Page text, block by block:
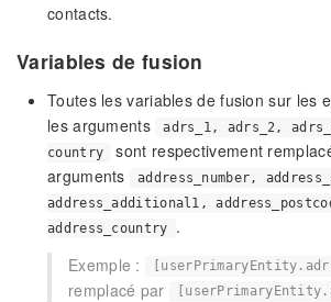
contacts.
Variables de fusion
Toutes les variables de fusion sur les
les arguments
adrs_1, adrs_2,
country
sont respectivement
arguments
address_number,
address_additional1,
address_country
.
Exemple :
remplacé par